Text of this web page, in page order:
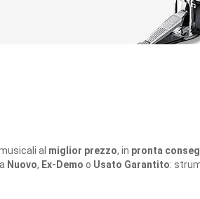
al miglior prezzo, in pronta
Nuovo, Ex-Demo o Usato Garantito: